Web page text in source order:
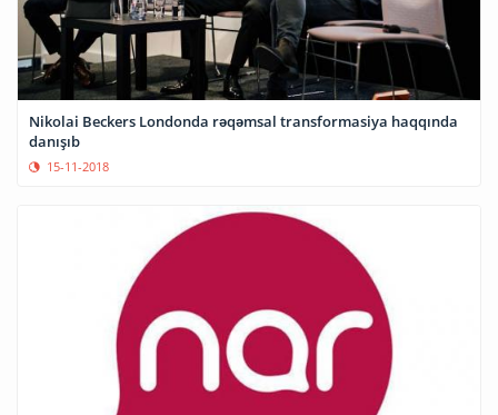
Nikolai Beckers Londonda rəqəmsal transformasiya haqqında
danışıb
15-11-2018